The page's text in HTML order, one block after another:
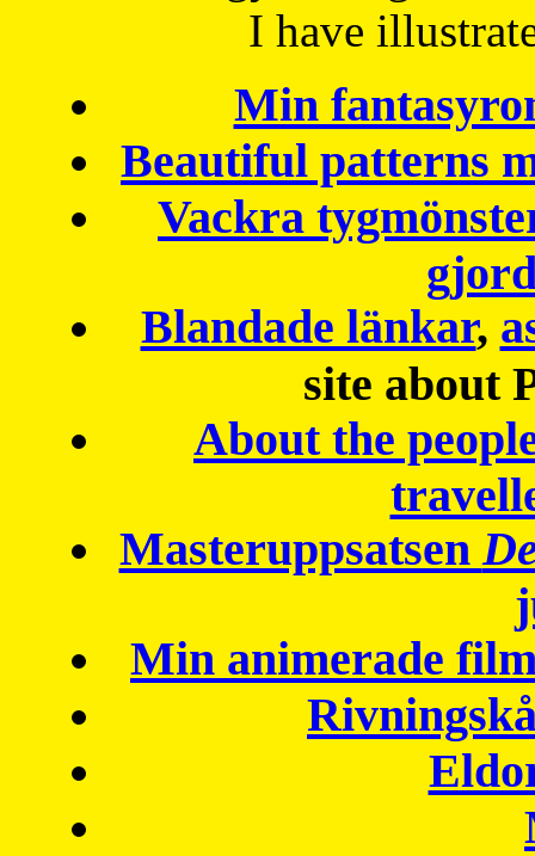
I have
Min
Beautiful patterns
Vackra
Blandade länkar,
site about
About the
Masteruppsatsen
Min animerade